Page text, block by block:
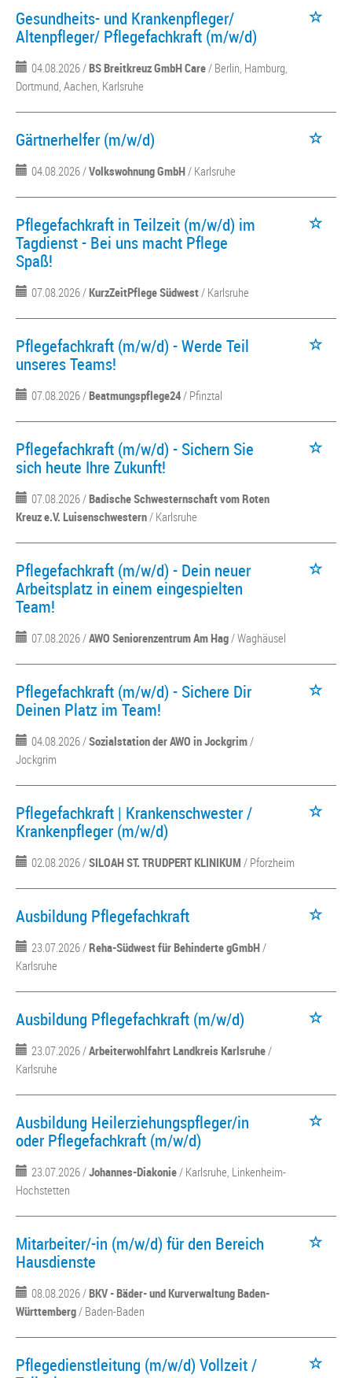
Gesundheits- und Krankenpfleger/
Altenpfleger/ Pflegefachkraft (m/w/d)
04.08.2026 /BS Breitkreuz GmbH Care/ Berlin, Hamburg,
Dortmund, Aachen, Karlsruhe
Gärtnerhelfer (m/w/d)
04.08.2026 /Volkswohnung GmbH/ Karlsruhe
Pflegefachkraft in Teilzeit (m/w/d) im
Tagdienst - Bei uns macht Pflege
Spaß!
07.08.2026 /KurzZeitPflege Südwest/ Karlsruhe
Pflegefachkraft (m/w/d) - Werde Teil
unseres Teams!
07.08.2026 /Beatmungspflege24/ Pfinztal
Pflegefachkraft (m/w/d) - Sichern Sie
sich heute Ihre Zukunft!
07.08.2026 /Badische Schwesternschaft vom Roten
Kreuz e.V. Luisenschwestern/ Karlsruhe
Pflegefachkraft (m/w/d) - Dein neuer
Arbeitsplatz in einem eingespielten
Team!
07.08.2026 /AWO Seniorenzentrum Am Hag/ Waghäusel
Pflegefachkraft (m/w/d) - Sichere Dir
Deinen Platz im Team!
04.08.2026 /Sozialstation der AWO in Jockgrim/
Jockgrim
Pflegefachkraft | Krankenschwester /
Krankenpfleger (m/w/d)
02.08.2026 /SILOAH ST. TRUDPERT KLINIKUM / Pforzheim
Ausbildung Pflegefachkraft
23.07.2026 /Reha-Südwest für Behinderte gGmbH/
Karlsruhe
Ausbildung Pflegefachkraft (m/w/d)
23.07.2026 /Arbeiterwohlfahrt Landkreis Karlsruhe/
Karlsruhe
Ausbildung Heilerziehungspfleger/in
oder Pflegefachkraft (m/w/d)
23.07.2026 /Johannes-Diakonie/ Karlsruhe, Linkenheim-
Hochstetten
Mitarbeiter/-in (m/w/d) für den Bereich
Hausdienste
08.08.2026 /BKV - Bäder- und Kurverwaltung Baden-
Württemberg/ Baden-Baden
Pflegedienstleitung (m/w/d) Vollzeit /